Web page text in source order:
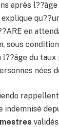
après
en
sous
l??âge du
nées